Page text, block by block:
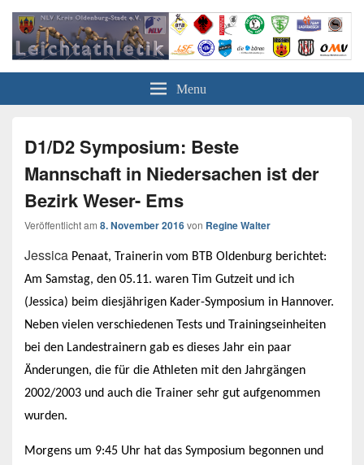
Leichtathletik in Oldenburg
NLV-Kreis Oldenburg-Stadt e.V.
Menu
D1/D2 Symposium: Beste
Mannschaft in Niedersachen ist der
Bezirk Weser- Ems
Veröffentlicht am 8. November 2016von Regine Walter
Jessica Penaat, Trainerin vom BTB Oldenburg berichtet:
Am Samstag, den 05.11. waren Tim Gutzeit und ich
(Jessica) beim diesjährigen Kader-Symposium in Hannover.
Neben vielen verschiedenen Tests und Trainingseinheiten
bei den Landestrainern gab es dieses Jahr ein paar
Änderungen, die für die Athleten mit den Jahrgängen
2002/2003 und auch die Trainer sehr gut aufgenommen
wurden.
Morgens um 9:45 Uhr hat das Symposium begonnen und